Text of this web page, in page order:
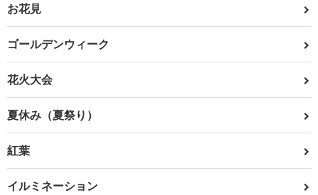
お花見
ゴールデンウィーク
花火大会
夏休み（夏祭り）
紅葉
イルミネーション